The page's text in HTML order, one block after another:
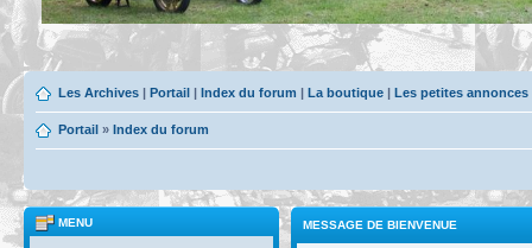
Les Archives | Portail | Index du forum | La boutique | Les petites
Portail » Index du forum
MENU MESSAGE DE BIENVENUE